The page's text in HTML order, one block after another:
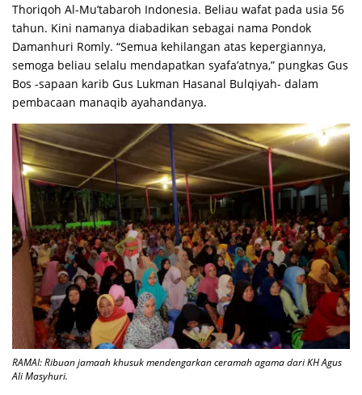
Thoriqoh Al-Mu’tabaroh Indonesia. Beliau wafat pada usia 56
tahun. Kini namanya diabadikan sebagai nama Pondok
Damanhuri Romly. “Semua kehilangan atas kepergiannya,
semoga beliau selalu mendapatkan syafa’atnya,” pungkas Gus
Bos -sapaan karib Gus Lukman Hasanal Bulqiyah- dalam
pembacaan manaqib ayahandanya.
RAMAI: Ribuan jamaah khusuk mendengarkan ceramah agama dari KH Agus
Ali Masyhuri.